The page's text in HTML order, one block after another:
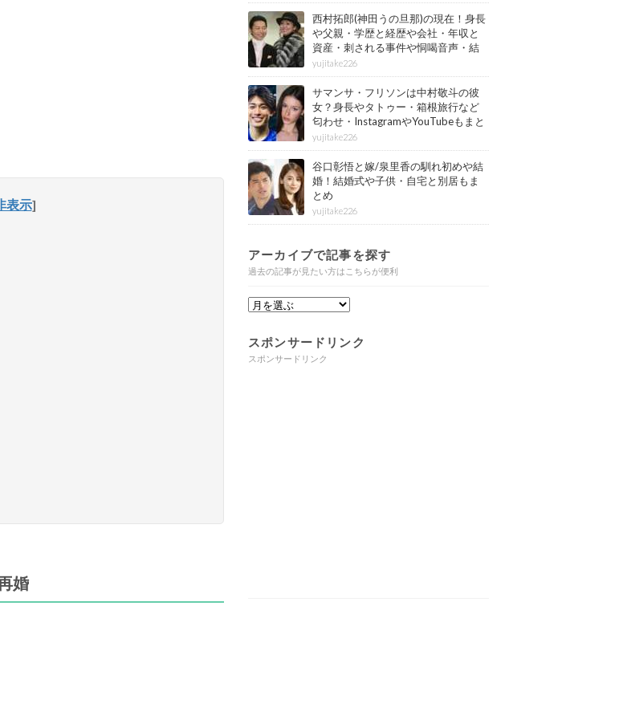
表示]
婚
西村拓郎(神田うの旦那)の現在！身長
や父親・学歴と経歴や会社・年収と
資産・刺される事件や恫喝音声・結
婚と子供や自宅・脳梗塞の病気もま
とめ
yujitake226
サマンサ・フリソンは中村敬斗の彼
女？身長やタトゥー・箱根旅行など
匂わせ・InstagramやYouTubeもまと
め
yujitake226
谷口彰悟と嫁/泉里香の馴れ初めや結
婚！結婚式や子供・自宅と別居もま
とめ
yujitake226
アーカイブで記事を探す
過去の記事が見たい方はこちらが便利
スポンサードリンク
スポンサードリンク